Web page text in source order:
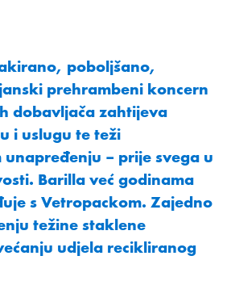
poboljšano,
prehrambeni koncern
dobavljača zahtijeva
i uslugu te teži
– prije svega u
Barilla već godinama
s Vetropackom. Zajedno
težine staklene
udjela recikliranog